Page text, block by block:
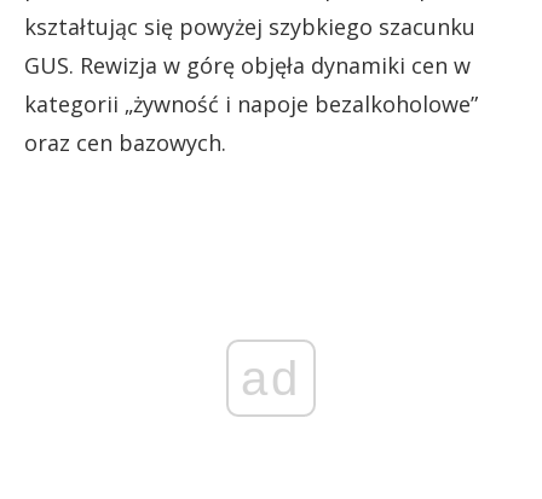
kształtując się powyżej szybkiego szacunku
GUS. Rewizja w górę objęła dynamiki cen w
kategorii „żywność i napoje bezalkoholowe”
oraz cen bazowych.
ad